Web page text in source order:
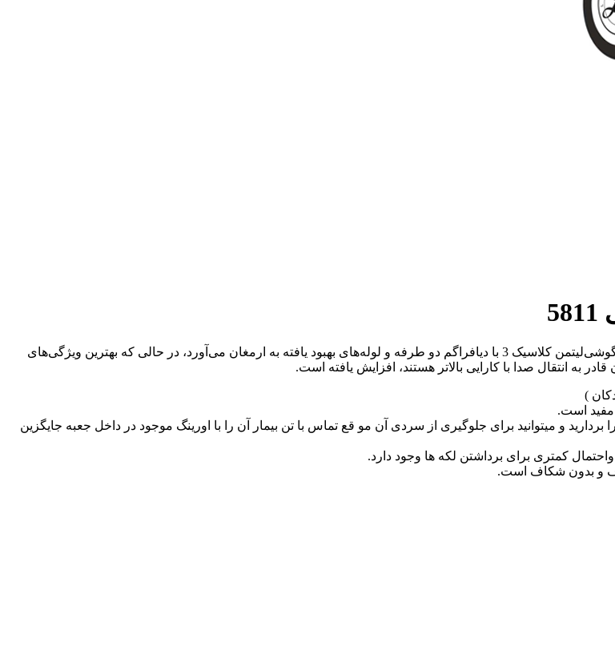
گوشی‌ پزشکی کلاسیک 3 لیتمن ویژگی‌های جدیدی را در طراحی و فناوری نوین خود دارد گوشی‌لیتمن کلاسیک 3 با دیافراگم دو طرفه و لوله‌های بهبود یافته به ارمغان می‌آورد، در حالی که بهترین ویژگی‌های
انتقال صدا با کارایی بالاتر هستند، افزایش یافته است.
)
مفید است.
و میتوانید برای جلوگیری از سردی آن مو قع تماس با تن بیمار آن را با اورینگ موجود در داخل جعبه جایگزین
کمتری برای برداشتن لکه ها وجود دارد.
و بدون شکاف است.